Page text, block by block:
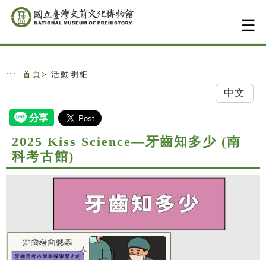
跳到主要內容
網站導覽
::: 首頁 > 活動明細
中文
2025 Kiss Science—牙齒知多少 (南
科考古館)